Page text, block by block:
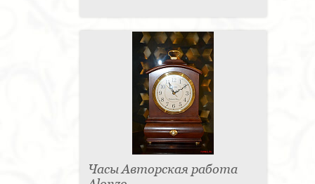
Часы Авторская работа